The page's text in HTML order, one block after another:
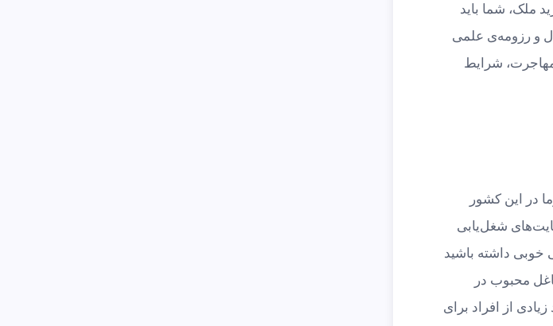
ملک، شما باید
و رزومه‌ی علمی
مهاجرت، شرایط
در این کشور
شغل‌یابی
خوبی داشته باشید
محبوب در
از افراد برای